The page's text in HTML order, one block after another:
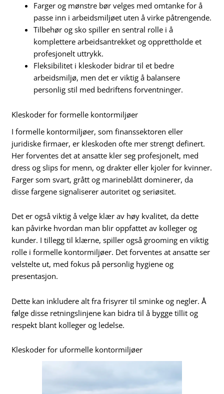
Farger og mønstre bør velges med omtanke for å
passe inn i arbeidsmiljøet uten å virke påtrengende.
Tilbehør og sko spiller en sentral rolle i å
komplettere arbeidsantrekket og opprettholde et
profesjonelt uttrykk.
Fleksibilitet i kleskoder bidrar til et bedre
arbeidsmiljø, men det er viktig å balansere
personlig stil med bedriftens forventninger.
Kleskoder for formelle kontormiljøer
I formelle kontormiljøer, som finanssektoren eller
juridiske firmaer, er kleskoden ofte mer strengt definert.
Her forventes det at ansatte kler seg profesjonelt, med
dress og slips for menn, og drakter eller kjoler for kvinner.
Farger som svart, grått og marineblått dominerer, da
disse fargene signaliserer autoritet og seriøsitet.
Det er også viktig å velge klær av høy kvalitet, da dette
kan påvirke hvordan man blir oppfattet av kolleger og
kunder. I tillegg til klærne, spiller også grooming en viktig
rolle i formelle kontormiljøer. Det forventes at ansatte ser
velstelte ut, med fokus på personlig hygiene og
presentasjon.
Dette kan inkludere alt fra frisyrer til sminke og negler. Å
følge disse retningslinjene kan bidra til å bygge tillit og
respekt blant kolleger og ledelse.
Kleskoder for uformelle kontormiljøer